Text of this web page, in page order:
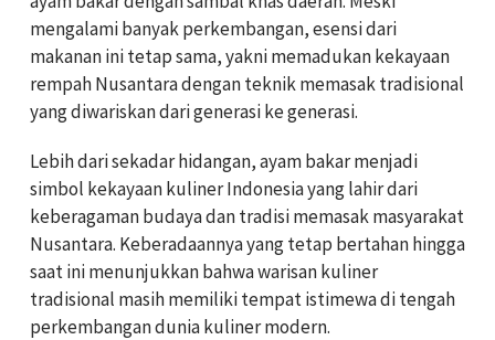
mengalami banyak perkembangan, esensi dari
makanan ini tetap sama, yakni memadukan kekayaan
rempah Nusantara dengan teknik memasak tradisional
yang diwariskan dari generasi ke generasi.
Lebih dari sekadar hidangan, ayam bakar menjadi
simbol kekayaan kuliner Indonesia yang lahir dari
keberagaman budaya dan tradisi memasak masyarakat
Nusantara. Keberadaannya yang tetap bertahan hingga
saat ini menunjukkan bahwa warisan kuliner
tradisional masih memiliki tempat istimewa di tengah
perkembangan dunia kuliner modern.